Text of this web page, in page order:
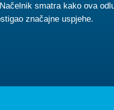
smatra kako ova
značajne uspjehe.